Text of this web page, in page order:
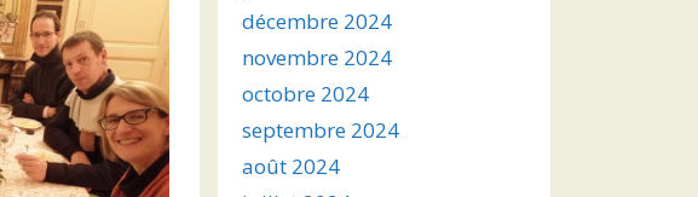
décembre 2024
novembre 2024
octobre 2024
septembre 2024
août 2024